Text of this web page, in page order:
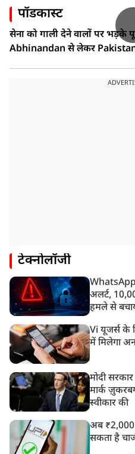
पॉडकास्ट
सेना को गाली देने वालों पर भड़के
Abhinandan से लेकर
टेक्नोलॉजी
अलर्ट,
हमले से
Vi यूजर्स के
में मिलेगा
मोदी
मार्क
स्वीकार की
अब
सकता है